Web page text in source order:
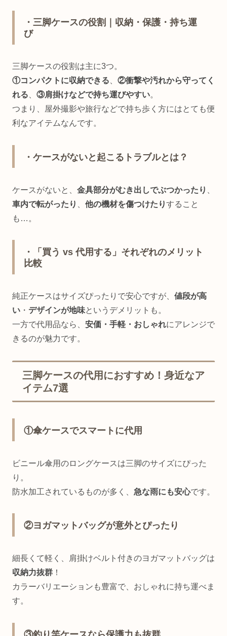
・三脚ケースの役割｜収納・保護・持ち運
び
三脚ケースの役割は主に3つ。
①コンパクトに収納できる
②衝撃や汚れから守ってく
れる
③肩掛けなどで持ち運びやすい。
つまり、屋外撮影や旅行などで持ち歩く方にはとても便
利なアイテムなんです。
・ケースがないと起こるトラブルとは？
ケースがないと、 金具部分がむき出しでぶつかったり
車内で転がったり
他の機材を傷つけたりすること
も…。
・「買う vs 代用する」それぞれのメリット
比較
純正ケースはサイズぴったりで安心ですが、 値段が高
い ・ デザインが地味というデメリットも。
一方で代用品なら、 安価・手軽・おしゃれにアレンジで
きるのが魅力です。
三脚ケースの代用におすすめ！身近なア
イテム7選
①傘ケースでスマートに代用
ビニール傘用のロングケースは三脚のサイズにぴった
り。
防水加工されているものが多く、 急な雨にも安心です。
②ヨガマットバッグが意外とぴったり
細長くて軽く、肩掛けベルト付きのヨガマットバッグは
収納力抜群 ！
カラーバリエーションも豊富で、おしゃれに持ち運べま
す。